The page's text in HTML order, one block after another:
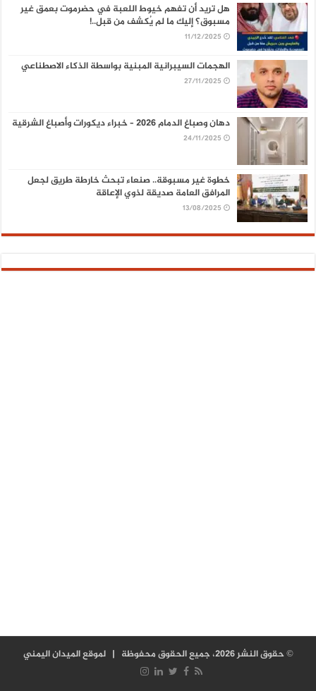
هل تريد أن تفهم خيوط اللعبة في حضرموت بعمق غير
مسبوق؟ إليك ما لم يُكشف من قبل..!
11/12/2025
الهجمات السيبرانية المبنية بواسطة الذكاء الاصطناعي
27/11/2025
دهان وصباغ الدمام 2026 – خبراء ديكورات وأصباغ الشرقية
24/11/2025
خطوة غير مسبوقة.. صنعاء تبحث خارطة طريق لجعل
المرافق العامة صديقة لذوي الإعاقة
13/08/2025
© حقوق النشر 2026، جميع الحقوق محفوظة | لموقع الميدان اليمني